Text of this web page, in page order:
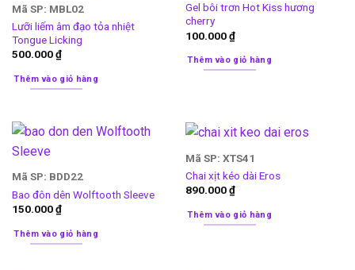
Mã SP: MBL02
Lưỡi liếm âm đạo tỏa nhiệt
Tongue Licking
500.000₫
Thêm vào giỏ hàng
Gel bôi trơn Hot Kiss hương
cherry
100.000₫
Thêm vào giỏ hàng
Mã SP: BDD22
Bao đôn dên Wolftooth Sleeve
150.000₫
Thêm vào giỏ hàng
Mã SP: XTS41
Chai xịt kéo dài Eros
890.000₫
Thêm vào giỏ hàng